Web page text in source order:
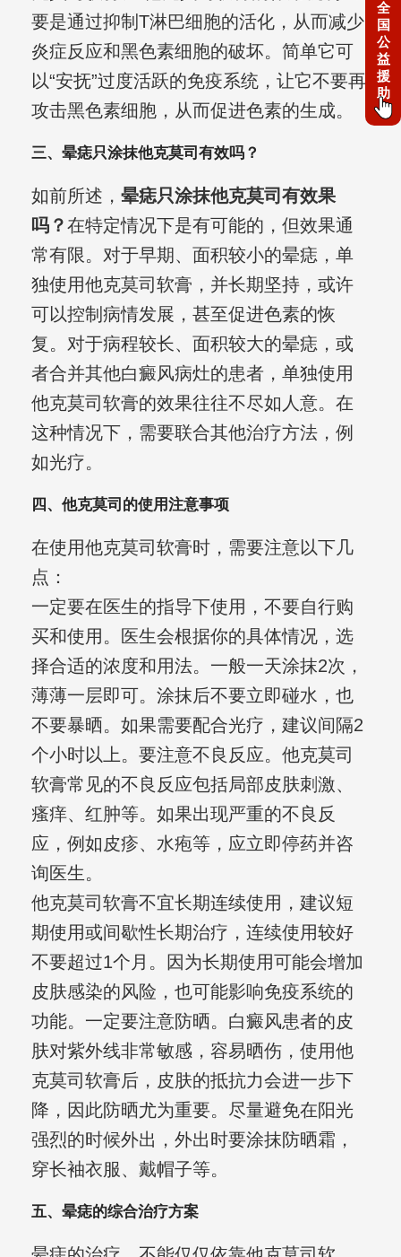
要是通过抑制T淋巴细胞的活化，从而减少
炎症反应和黑色素细胞的破坏。简单它可
以“安抚”过度活跃的免疫系统，让它不要再
攻击黑色素细胞，从而促进色素的生成。
三、晕痣只涂抹他克莫司有效吗？
如前所述， 晕痣只涂抹他克莫司有效果
吗？在特定情况下是有可能的，但效果通
常有限。对于早期、面积较小的晕痣，单
独使用他克莫司软膏，并长期坚持，或许
可以控制病情发展，甚至促进色素的恢
复。对于病程较长、面积较大的晕痣，或
者合并其他白癜风病灶的患者，单独使用
他克莫司软膏的效果往往不尽如人意。在
这种情况下，需要联合其他治疗方法，例
如光疗。
四、他克莫司的使用注意事项
在使用他克莫司软膏时，需要注意以下几
点：
一定要在医生的指导下使用，不要自行购
买和使用。医生会根据你的具体情况，选
择合适的浓度和用法。一般一天涂抹2次，
薄薄一层即可。涂抹后不要立即碰水，也
不要暴晒。如果需要配合光疗，建议间隔2
个小时以上。要注意不良反应。他克莫司
软膏常见的不良反应包括局部皮肤刺激、
瘙痒、红肿等。如果出现严重的不良反
应，例如皮疹、水疱等，应立即停药并咨
询医生。
他克莫司软膏不宜长期连续使用，建议短
期使用或间歇性长期治疗，连续使用较好
不要超过1个月。因为长期使用可能会增加
皮肤感染的风险，也可能影响免疫系统的
功能。一定要注意防晒。白癜风患者的皮
肤对紫外线非常敏感，容易晒伤，使用他
克莫司软膏后，皮肤的抵抗力会进一步下
降，因此防晒尤为重要。尽量避免在阳光
强烈的时候外出，外出时要涂抹防晒霜，
穿长袖衣服、戴帽子等。
五、晕痣的综合治疗方案
全
国
公
益
援
助